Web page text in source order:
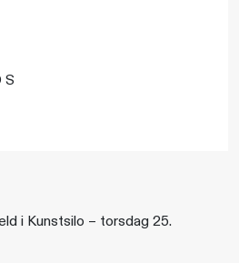
S
i Kunstsilo – torsdag 25.